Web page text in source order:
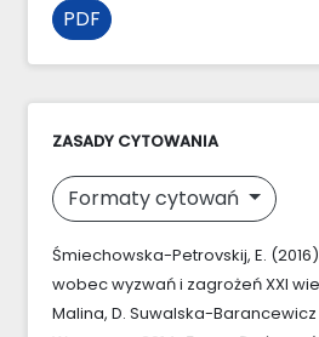
PDF
ZASADY CYTOWANIA
Formaty cytowań
Śmiechowska-Petrovskij, E.
wobec wyzwań i zagrożeń XXI
Malina, D. Suwalska-Barancewicz